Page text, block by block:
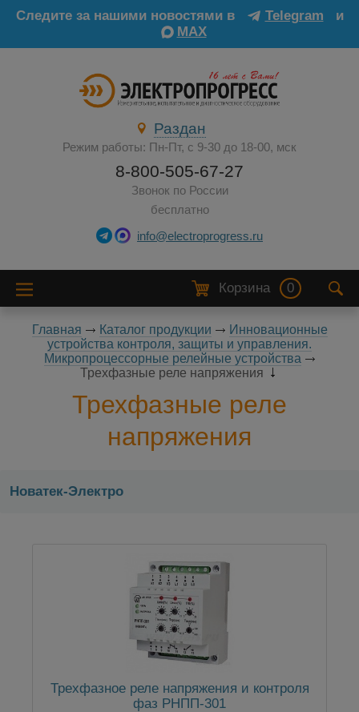
Следите за нашими новостями в Telegram
и
MAX
Раздан
Режим работы: Пн-Пт, с 9-30 до 18-00, мск
8-800-505-67-27
Звонок по России
бесплатно
info@electroprogress.ru
Корзина 0
Главная Каталог продукции
Инновационные
устройства контроля, защиты и управления.
Микропроцессорные релейные устройства
Трехфазные реле напряжения
Трехфазные реле
напряжения
Новатек-Электро
Трехфазное реле напряжения и контроля
фаз РНПП-301